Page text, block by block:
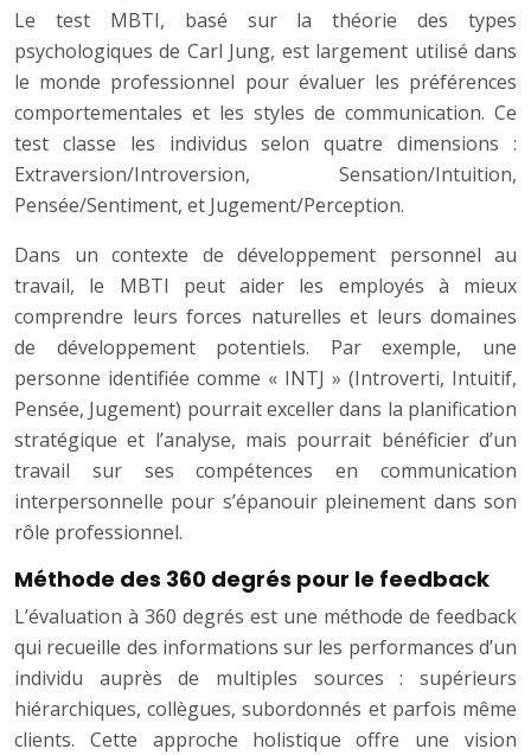
Le test MBTI, basé sur la théorie des types
psychologiques de Carl Jung, est largement utilisé dans
le monde professionnel pour évaluer les préférences
comportementales et les styles de communication. Ce
test classe les individus selon quatre dimensions :
Extraversion/Introversion, Sensation/Intuition,
Pensée/Sentiment, et Jugement/Perception.
Dans un contexte de développement personnel au
travail, le MBTI peut aider les employés à mieux
comprendre leurs forces naturelles et leurs domaines
de développement potentiels. Par exemple, une
personne identifiée comme « INTJ » (Introverti, Intuitif,
Pensée, Jugement) pourrait exceller dans la planification
stratégique et l’analyse, mais pourrait bénéficier d’un
travail sur ses compétences en communication
interpersonnelle pour s’épanouir pleinement dans son
rôle professionnel.
Méthode des 360 degrés pour le feedback
L’évaluation à 360 degrés est une méthode de feedback
qui recueille des informations sur les performances d’un
individu auprès de multiples sources : supérieurs
hiérarchiques, collègues, subordonnés et parfois même
clients. Cette approche holistique offre une vision